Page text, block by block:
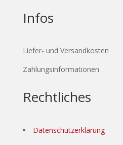
Infos
Liefer- und Versandkosten
Zahlungsinformationen
Rechtliches
Datenschutzerklärung